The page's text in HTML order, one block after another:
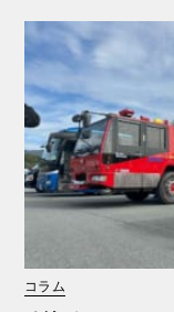
コラム